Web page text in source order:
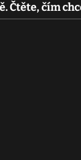
Čtěte, čím